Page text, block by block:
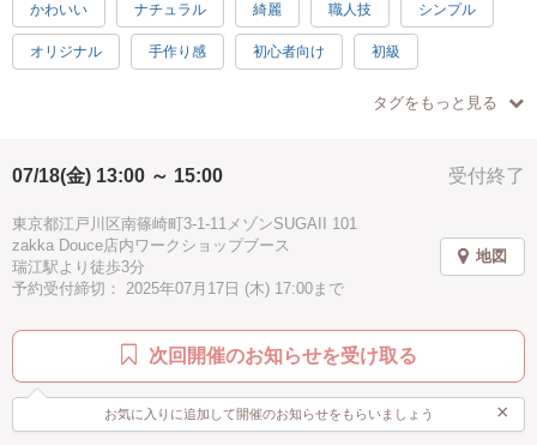
編み模様を極める！フォトフレームハンガー ( 写真/鏡/フォトフレーム
等決まったアイテムがある方は当日持ち込み )
約1.5〜2時間 / ¥3300
C.
約1.5時間ほど / ¥3080
◆ A〜Cアイテム
※ 1予約につき1ドリンク付き
かわいい ナチュラル 綺麗 職人技 シンプル
オリジナル 手作り感 初心者向け 初級
充実感 達成感
駅近 徒歩5分以内
タグをもっと見る
受付終了
07/18(金) 13:00 ～ 15:00
東京都江戸川区南篠崎町3-1-11メゾンSUGAII 101
zakka Douce店内ワークショップブース
瑞江駅より徒歩3分
予約受付締切： 2025年07月17日 (木) 17:00まで
地図
次回開催のお知らせを受け取る
お気に入りに追加して開催のお知らせをもらいましょう ×